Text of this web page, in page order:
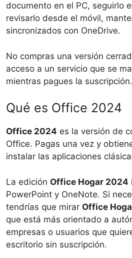
documento en el PC, seguirlo
revisarlo desde el móvil,
sincronizados con OneDrive.
No compras una versión
acceso a un servicio que se
mientras pagues la suscripción.
Qué es Office 2024
Office 2024 es la versión de
Office. Pagas una vez y
instalar las aplicaciones
La edición Office Hogar 2024
PowerPoint y OneNote. Si
tendrías que mirar Office
que está más orientado a
empresas o usuarios que
escritorio sin suscripción.